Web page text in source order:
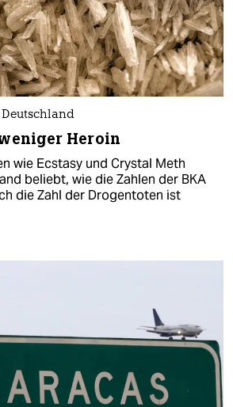
Heroin
wie Ecstasy und Crystal Meth
beliebt, wie die Zahlen der BKA
die Zahl der Drogentoten ist